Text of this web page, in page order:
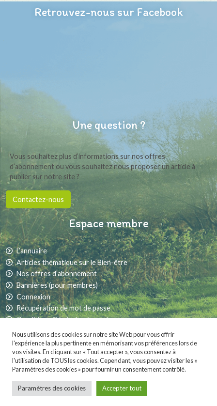
Retrouvez-nous sur Facebook
Une question ?
Vous souhaitez plus d’informations sur nos offres
d’abonnement ou vous souhaitez nous proposer un article à
publier sur notre site ?
Contactez-nous
Espace membre
L’annuaire
Articles thématique sur le Bien-être
Nos offres d’abonnement
Bannières (pour membres)
Connexion
Récupération de mot de passe
Conditions Générales de vente
Partager sur les réseaux sociaux :
MaVieNature.frest fièrement propulsé par . Une création Whornat Design
Mentions légales| Conditions générales de vente
Nous utilisons des cookies sur notre site Web pour vous offrir
l'expérience la plus pertinente en mémorisant vos préférences lors de
vos visites. En cliquant sur « Tout accepter », vous consentez à
l'utilisation de TOUS les cookies. Cependant, vous pouvez visiter les «
Paramètres des cookies » pour fournir un consentement contrôlé.
Paramètres des cookies Accepter tout